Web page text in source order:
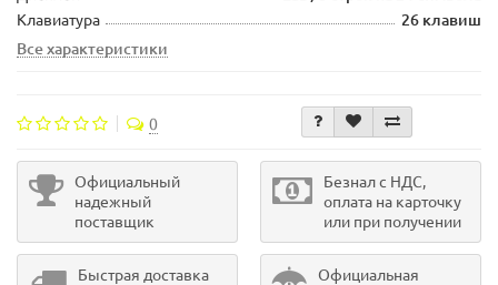
Клавиатура
26 клавиш
Все характеристики
0
Официальный
надежный
поставщик
Безнал с НДС,
оплата на карточку
или при получении
Быстрая доставка
Официальная